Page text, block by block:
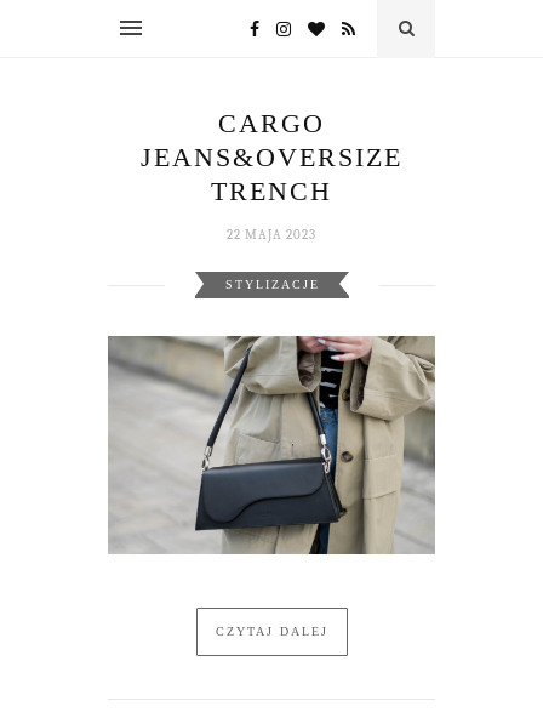
CARGO
JEANS&OVERSIZE
TRENCH
22 MAJA 2023
STYLIZACJE
CZYTAJ DALEJ